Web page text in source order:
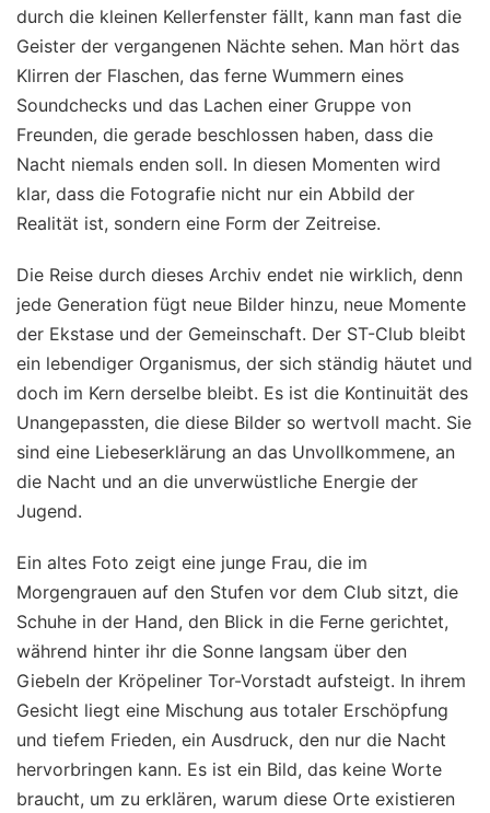
durch die kleinen Kellerfenster fällt, kann man fast die
Geister der vergangenen Nächte sehen. Man hört das
Klirren der Flaschen, das ferne Wummern eines
Soundchecks und das Lachen einer Gruppe von
Freunden, die gerade beschlossen haben, dass die
Nacht niemals enden soll. In diesen Momenten wird
klar, dass die Fotografie nicht nur ein Abbild der
Realität ist, sondern eine Form der Zeitreise.
Die Reise durch dieses Archiv endet nie wirklich, denn
jede Generation fügt neue Bilder hinzu, neue Momente
der Ekstase und der Gemeinschaft. Der ST-Club bleibt
ein lebendiger Organismus, der sich ständig häutet und
doch im Kern derselbe bleibt. Es ist die Kontinuität des
Unangepassten, die diese Bilder so wertvoll macht. Sie
sind eine Liebeserklärung an das Unvollkommene, an
die Nacht und an die unverwüstliche Energie der
Jugend.
Ein altes Foto zeigt eine junge Frau, die im
Morgengrauen auf den Stufen vor dem Club sitzt, die
Schuhe in der Hand, den Blick in die Ferne gerichtet,
während hinter ihr die Sonne langsam über den
Giebeln der Kröpeliner Tor-Vorstadt aufsteigt. In ihrem
Gesicht liegt eine Mischung aus totaler Erschöpfung
und tiefem Frieden, ein Ausdruck, den nur die Nacht
hervorbringen kann. Es ist ein Bild, das keine Worte
braucht, um zu erklären, warum diese Orte existieren